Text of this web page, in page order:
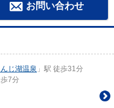
お問い合わせ
じ湖温泉 」駅 徒歩31分
7分